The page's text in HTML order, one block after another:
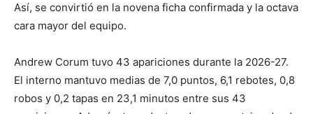
Así, se convirtió en la novena ficha confirmada y la octava
cara mayor del equipo.
Andrew Corum tuvo 43 apariciones durante la 2026-27.
El interno mantuvo medias de 7,0 puntos, 6,1 rebotes, 0,8
robos y 0,2 tapas en 23,1 minutos entre sus 43